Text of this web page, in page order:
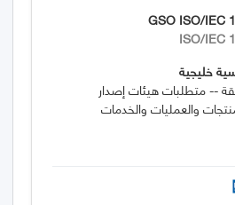
GSO ISO/IEC
ISO/IEC
خليجية
-- متطلبات هيئات إصدار
والعمليات والخدمات